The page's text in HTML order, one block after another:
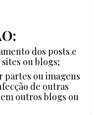
dos posts e
ou blogs;
partes ou imagens
de outras
outros blogs ou